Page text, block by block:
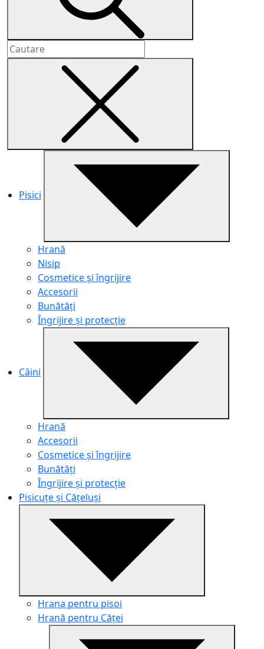
Pisici
Hrană
Nisip
Cosmetice și îngrijire
Accesorii
Bunătăți
Îngrijire și protecție
Câini
Hrană
Accesorii
Cosmetice și îngrijire
Bunătăți
Îngrijire și protecție
Pisicuțe și Cățeluși
Hrana pentru pisoi
Hrană pentru Căței